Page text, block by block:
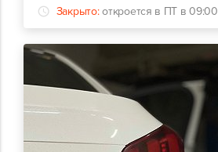
Закрыто: откроется в ПТ в 09:00